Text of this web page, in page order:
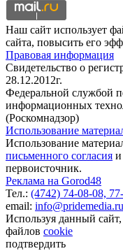
Наш сайт использует
сайта, повысить его
Правовая информация
Свидетельство о
28.12.2012г.
Федеральной службой
информационных
(Роскомнадзор)
Использование
Использование
письменного согласия и
первоисточник.
Реклама на Gorod48
Тел.: (4742) 74-08-08,
email: info@pridemedia.ru
Используя данный сайт,
файлов cookie
подтвердить